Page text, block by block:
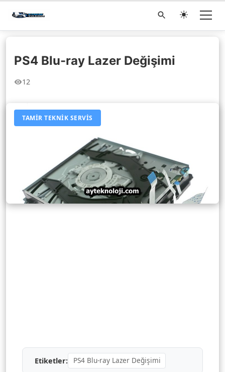
PS4 Blu-ray Lazer Değişimi
12
TAMIR TEKNIK SERVIS
Etiketler: PS4 Blu-ray Lazer Değişimi